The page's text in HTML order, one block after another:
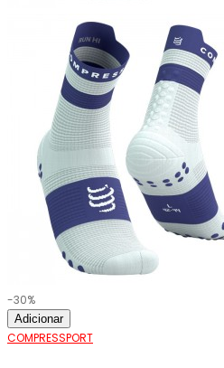
-30%
Adicionar
COMPRESSPORT